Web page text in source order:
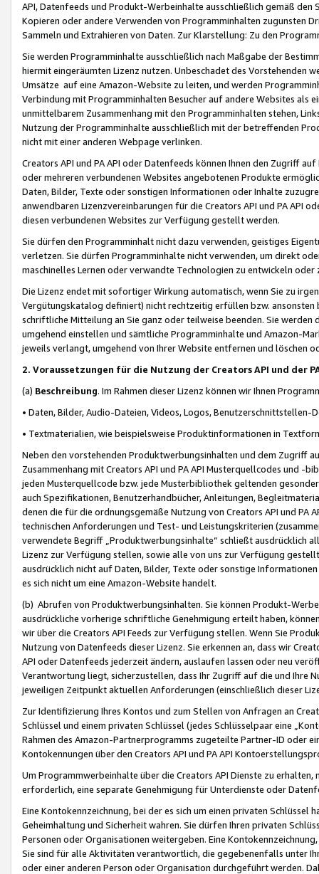
API, Datenfeeds und Produkt-Werbeinhalte ausschließlich gemäß
Kopieren oder andere Verwenden von Programminhalten zugunsten
Sammeln und Extrahieren von Daten. Zur Klarstellung: Zu den
Sie werden Programminhalte ausschließlich nach Maßgabe der
hiermit eingeräumten Lizenz nutzen. Unbeschadet des Vorstehenden
Umsätze auf eine Amazon-Website zu leiten, und werden
Verbindung mit Programminhalten Besucher auf andere Websites als
unmittelbarem Zusammenhang mit den Programminhalten stehen,
Nutzung der Programminhalte ausschließlich mit der betreffenden
nicht mit einer anderen Webpage verlinken.
Creators API und PA API oder Datenfeeds können Ihnen den Zugriff
oder mehreren verbundenen Websites angebotenen Produkte
Daten, Bilder, Texte oder sonstigen Informationen oder Inhalte
anwendbaren Lizenzvereinbarungen für die Creators API und PA API
diesen verbundenen Websites zur Verfügung gestellt werden.
Sie dürfen den Programminhalt nicht dazu verwenden, geistiges
verletzen. Sie dürfen Programminhalte nicht verwenden, um direkt
maschinelles Lernen oder verwandte Technologien zu entwickeln
Die Lizenz endet mit sofortiger Wirkung automatisch, wenn Sie zu
Vergütungskatalog definiert) nicht rechtzeitig erfüllen bzw. ansonsten
schriftliche Mitteilung an Sie ganz oder teilweise beenden. Sie werden
umgehend einstellen und sämtliche Programminhalte und Amazon-
jeweils verlangt, umgehend von Ihrer Website entfernen und löschen
2. Voraussetzungen für die Nutzung der Creators API und der
(a) Beschreibung. Im Rahmen dieser Lizenz können wir Ihnen
• Daten, Bilder, Audio-Dateien, Videos, Logos, Benutzerschnittstellen-
• Textmaterialien, wie beispielsweise Produktinformationen in
Neben den vorstehenden Produktwerbungsinhalten und dem Zugriff
Zusammenhang mit Creators API und PA API Musterquellcodes und
jeden Musterquellcode bzw. jede Musterbibliothek geltenden
auch Spezifikationen, Benutzerhandbücher, Anleitungen,
denen die für die ordnungsgemäße Nutzung von Creators API und PA
technischen Anforderungen und Test- und Leistungskriterien
verwendete Begriff „Produktwerbungsinhalte“ schließt ausdrücklich
Lizenz zur Verfügung stellen, sowie alle von uns zur Verfügung
ausdrücklich nicht auf Daten, Bilder, Texte oder sonstige
es sich nicht um eine Amazon-Website handelt.
(b) Abrufen von Produktwerbungsinhalten. Sie können Produkt-
ausdrückliche vorherige schriftliche Genehmigung erteilt haben,
wir über die Creators API Feeds zur Verfügung stellen. Wenn Sie
Nutzung von Datenfeeds dieser Lizenz. Sie erkennen an, dass wir
API oder Datenfeeds jederzeit ändern, auslaufen lassen oder neu
Verantwortung liegt, sicherzustellen, dass Ihr Zugriff auf die und Ihre
jeweiligen Zeitpunkt aktuellen Anforderungen (einschließlich dieser
Zur Identifizierung Ihres Kontos und zum Stellen von Anfragen an
Schlüssel und einem privaten Schlüssel (jedes Schlüsselpaar eine
Rahmen des Amazon-Partnerprogramms zugeteilte Partner-ID oder
Kontokennungen über den Creators API und PA API
Um Programmwerbeinhalte über die Creators API Dienste zu
erforderlich, eine separate Genehmigung für Unterdienste oder
Eine Kontokennzeichnung, bei der es sich um einen privaten
Geheimhaltung und Sicherheit wahren. Sie dürfen Ihren privaten
Personen oder Organisationen weitergeben. Eine
Sie sind für alle Aktivitäten verantwortlich, die gegebenenfalls unter
oder einer anderen Person oder Organisation durchgeführt werden.